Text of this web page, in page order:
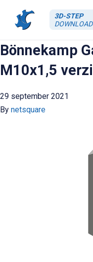
3D-STEP
Bönnekamp
M10x1,5
29 september 2021
By netsquare